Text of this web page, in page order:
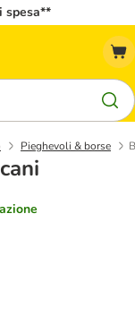
spesa**
Pieghevoli & borse